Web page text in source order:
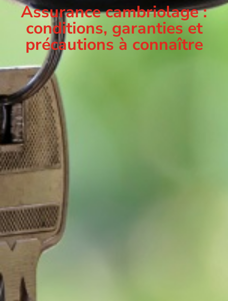
Assurance cambriolage :
conditions, garanties et
précautions à connaître